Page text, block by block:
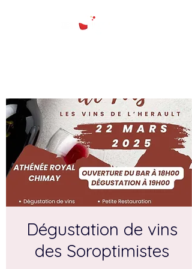
Dégustation de vins
des Soroptimistes